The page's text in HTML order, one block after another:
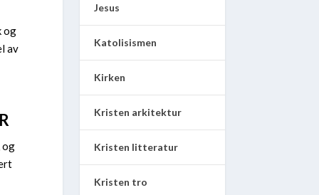
og
av
og
Jesus
Katolisismen
Kirken
Kristen arkitektur
Kristen litteratur
Kristen tro